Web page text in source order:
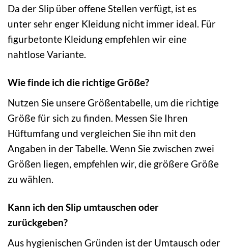
Da der Slip über offene Stellen verfügt, ist es
unter sehr enger Kleidung nicht immer ideal. Für
figurbetonte Kleidung empfehlen wir eine
nahtlose Variante.
Wie finde ich die richtige Größe?
Nutzen Sie unsere Größentabelle, um die richtige
Größe für sich zu finden. Messen Sie Ihren
Hüftumfang und vergleichen Sie ihn mit den
Angaben in der Tabelle. Wenn Sie zwischen zwei
Größen liegen, empfehlen wir, die größere Größe
zu wählen.
Kann ich den Slip umtauschen oder
zurückgeben?
Aus hygienischen Gründen ist der Umtausch oder